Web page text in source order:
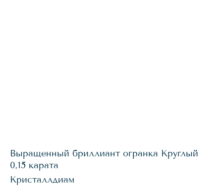
Выращенный бриллиант огранка Круглый
0,15 карата
Кристаллдиам